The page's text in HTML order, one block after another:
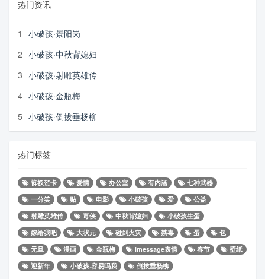
热门资讯
1
小破孩·景阳岗
2 小破孩·中秋背媳妇
3 小破孩·射雕英雄传
4 小破孩·金瓶梅
5 小破孩·倒拔垂杨柳
热门标签
裤衩贺卡 爱情 办公室 有内涵
七种武器
一分笑
贴 电影 小破孩 爱
公益
射雕英雄传
毒侠 中秋背媳妇
小破孩生蛋
嫁给我吧
大状元 碰到火灾 禁毒 蛋
包
元旦
漫画 金瓶梅 imessage表情 春节
壁纸
迎新年
小破孩.容易吗我 倒拔垂杨柳